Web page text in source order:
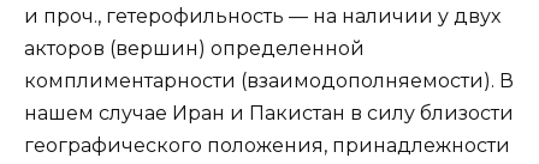
и проч., гетерофильность — на наличии у двух
акторов (вершин) определенной
комплиментарности (взаимодополняемости). В
нашем случае Иран и Пакистан в силу близости
географического положения, принадлежности